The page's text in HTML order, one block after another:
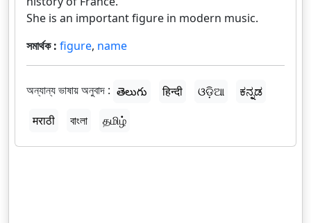
She is an important figure in modern music.
সমার্থক : figure, name
অন্যান্য ভাষায় অনুবাদ : తెలుగు हिन्दी ଓଡ଼ିଆ
ಕನ್ನಡ
मराठी
বাংলা தமிழ்